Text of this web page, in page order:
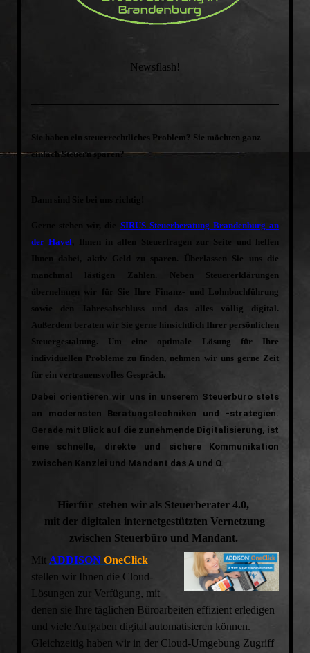
Newsflash!
Sie haben ein steuerrechtliches Problem? Sie möchten ganz
einfach Steuern sparen?
SIRUS Steuerberatung Brandenburg an
der Havel , Ihnen in allen Steuerfragen zur Seite und helfen
Ihnen dabei, aktiv Geld zu sparen. Überlassen Sie uns die
manchmal lästigen Zahlen. Neben Steuererklärungen
übernehmen wir für Sie Ihre Finanz- und Lohnbuchführung
sowie den Jahresabschluss und das alles völlig digital.
Außerdem beraten wir Sie gerne hinsichtlich Ihrer persönlichen
Steuergestaltung. Um eine optimale Lösung für Ihre
individuellen Probleme zu finden, nehmen wir uns gerne Zeit
für ein vertrauensvolles Gespräch.
Dabei orientieren wir uns in unserem Steuerbüro stets
an modernsten Beratungstechniken und -strategien.
Gerade mit Blick auf die zunehmende Digitalisierung, ist
eine schnelle, direkte und sichere Kommunikation
zwischen Kanzlei und Mandant das A und O.
Hierfür stehen wir als Steuerberater 4.0,
mit der digitalen internetgestützten Vernetzung
zwischen Steuerbüro und Mandant.
Mit ADDISON OneClick
stellen wir Ihnen die Cloud-
Lösungen zur Verfügung, mit
denen sie Ihre täglichen Büroarbeiten effizient erledigen
und viele Aufgaben digital automatisieren können.
Gleichzeitig haben wir in der Cloud-Umgebung Zugriff